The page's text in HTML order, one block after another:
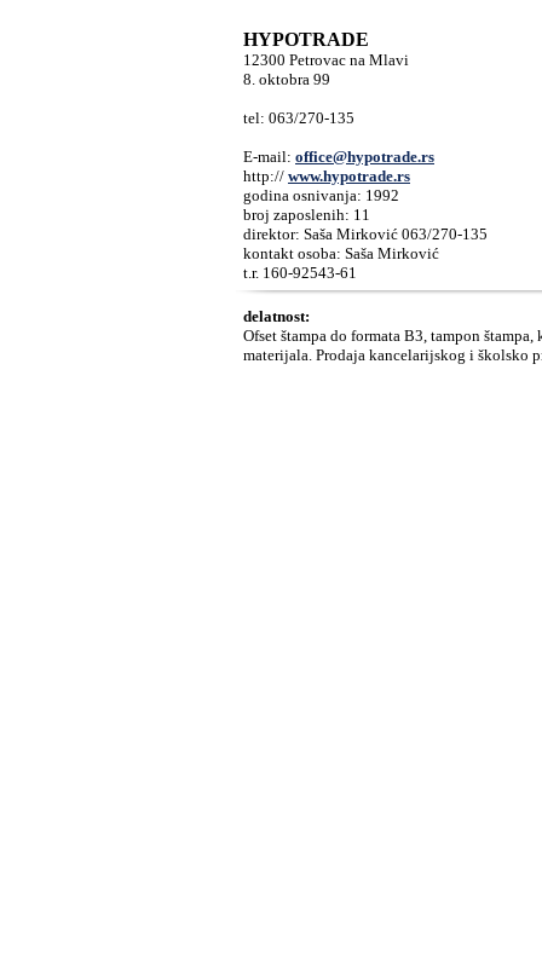
HYPOTRADE
12300 Petrovac na Mlavi
8. oktobra 99
tel: 063/270-135
E-mail: office@hypotrade.rs
http:// www.hypotrade.rs
godina osnivanja: 1992
broj zaposlenih: 11
direktor: Saša Mirković 063/270-135
kontakt osoba: Saša Mirković
t.r. 160-92543-61
delatnost:
Ofset štampa do formata B3, tampon
materijala. Prodaja kancelarijskog i školsko